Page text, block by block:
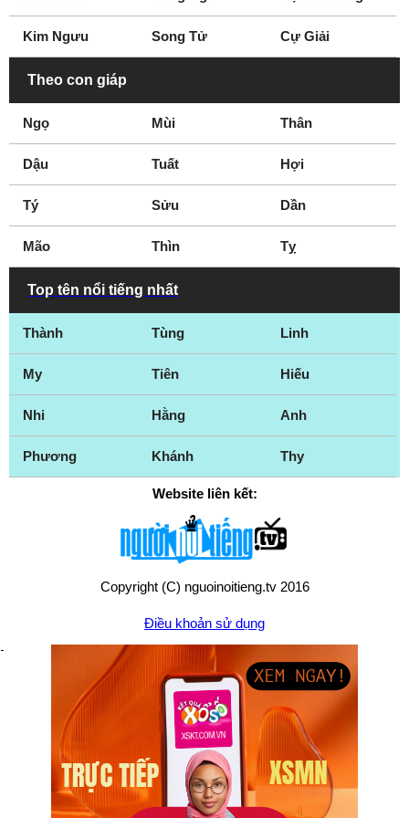
Quebec
Quebec City
Red Deer
Regina
Richmond
Toronto
Vancouver
Welland
Whitby
White Rock
Kim Ngưu Song Tử Cự Giải
Theo con giáp
Ngọ Mùi Thân
Dậu Tuất Hợi
Tý Sửu Dần
Mão Thìn Tỵ
Top tên nổi tiếng nhất
Thành Tùng Linh
My Tiên Hiếu
Nhi Hằng Anh
Phương Khánh Thy
Website liên kết:
Copyright (C) nguoinoitieng.tv 2016
Điều khoản sử dụng
Chính sách quyền riêng tư
Liên hệ: mail.nguoinoitieng.tv@gmail.com